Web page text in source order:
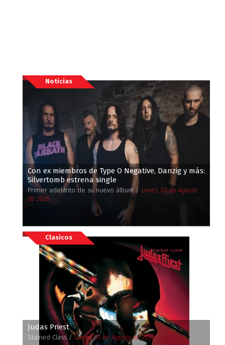
Noticias
Con ex miembros de Type O Negative, Danzig y más:
Silvertomb estrena single
Primer adelanto de su nuevo álbum / Lunes, 03 de Agosto
de 2026
Clasicos
Judas Priest
Stained Class /Lunes, 03 de Agosto de 2026